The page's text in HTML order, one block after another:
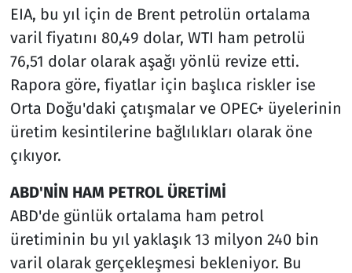
EIA, bu yıl için de Brent petrolün ortalama
varil fiyatını 80,49 dolar, WTI ham petrolü
76,51 dolar olarak aşağı yönlü revize etti.
Rapora göre, fiyatlar için başlıca riskler ise
Orta Doğu'daki çatışmalar ve OPEC+ üyelerinin
üretim kesintilerine bağlılıkları olarak öne
çıkıyor.
ABD'NİN HAM PETROL ÜRETİMİ
ABD'de günlük ortalama ham petrol
üretiminin bu yıl yaklaşık 13 milyon 240 bin
varil olarak gerçekleşmesi bekleniyor. Bu